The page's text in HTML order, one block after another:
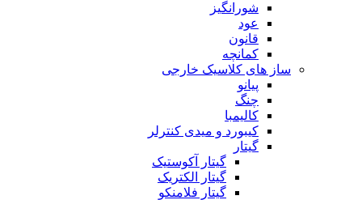
شورانگیز
عود
قانون
کمانچه
ساز های کلاسیک خارجی
پیانو
چنگ
کالیمبا
کیبورد و میدی کنترلر
گیتار
گیتار آکوستیک
گیتار الکتریک
گیتار فلامنکو